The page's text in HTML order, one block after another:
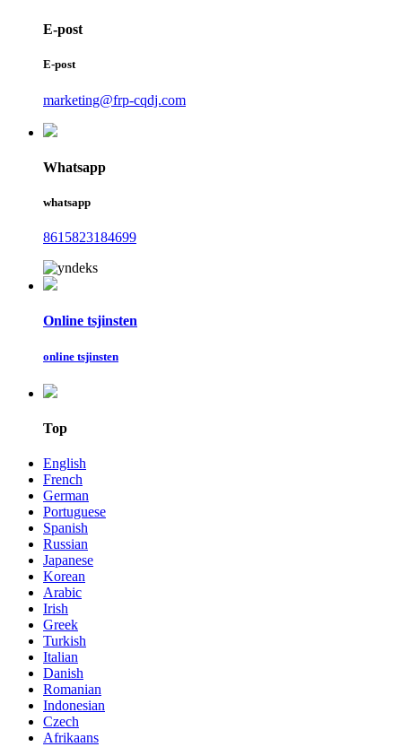
E-post
E-post
marketing@frp-cqdj.com
Whatsapp
whatsapp
8615823184699
Online tsjinsten
online tsjinsten
Top
English
French
German
Portuguese
Spanish
Russian
Japanese
Korean
Arabic
Irish
Greek
Turkish
Italian
Danish
Romanian
Indonesian
Czech
Afrikaans